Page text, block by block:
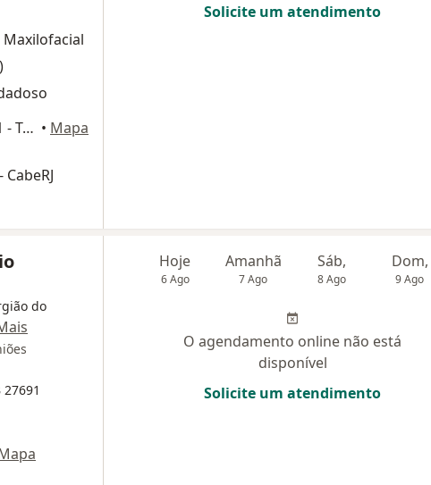
Rua Quinze de Novembro 4 Sala 601 - Torre Norte / Plaza Offices, Niterói • Mapa
Solicite um atendimento
do
27691
Hoje
6 Ago
Amanhã
7 Ago
Sáb,
8 Ago
Dom,
9 Ago
O agendamento online não está
disponível
Solicite um atendimento